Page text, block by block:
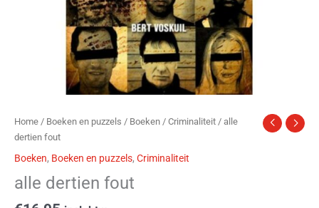
Home / Boeken en puzzels / Boeken / Criminaliteit / alle
dertien fout
Boeken, Boeken en puzzels, Criminaliteit
alle dertien fout